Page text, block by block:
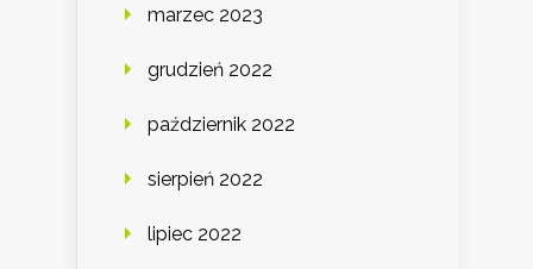
marzec 2023
grudzień 2022
październik 2022
sierpień 2022
lipiec 2022